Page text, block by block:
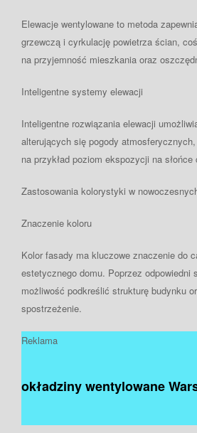
Elewacje wentylowane to metoda
grzewczą i cyrkulację powietrza ścian,
na przyjemność mieszkania oraz
Inteligentne systemy elewacji
Inteligentne rozwiązania elewacji
alterujących się pogody
na przykład poziom ekspozycji na
Zastosowania kolorystyki w
Znaczenie koloru
Kolor fasady ma kluczowe znaczenie do
estetycznego domu. Poprzez odpowiedni
możliwość podkreślić strukturę budynku
spostrzeżenie.
Reklama
okładziny wentylowane